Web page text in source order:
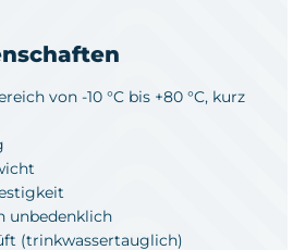
von -10 °C bis +80 °C, kurz
unbedenklich
(trinkwassertauglich)